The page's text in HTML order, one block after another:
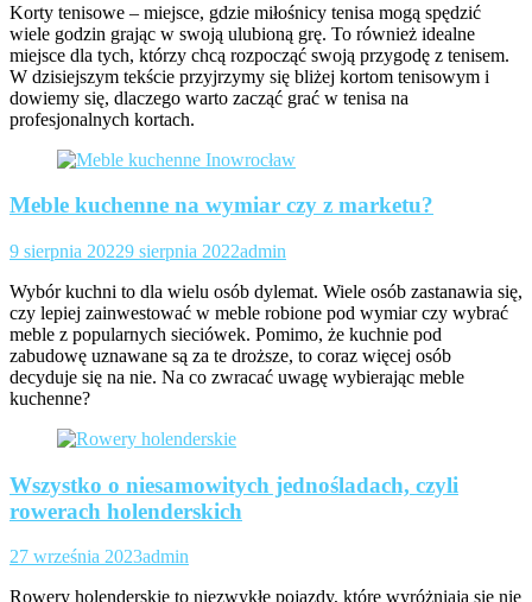
Korty tenisowe – miejsce, gdzie miłośnicy tenisa mogą spędzić
wiele godzin grając w swoją ulubioną grę. To również idealne
miejsce dla tych, którzy chcą rozpocząć swoją przygodę z tenisem.
W dzisiejszym tekście przyjrzymy się bliżej kortom tenisowym i
dowiemy się, dlaczego warto zacząć grać w tenisa na
profesjonalnych kortach.
Meble kuchenne na wymiar czy z marketu?
9 sierpnia 20229 sierpnia 2022admin
Wybór kuchni to dla wielu osób dylemat. Wiele osób zastanawia się,
czy lepiej zainwestować w meble robione pod wymiar czy wybrać
meble z popularnych sieciówek. Pomimo, że kuchnie pod
zabudowę uznawane są za te droższe, to coraz więcej osób
decyduje się na nie. Na co zwracać uwagę wybierając meble
kuchenne?
Wszystko o niesamowitych jednośladach, czyli
rowerach holenderskich
27 września 2023admin
Rowery holenderskie to niezwykłe pojazdy, które wyróżniają się nie